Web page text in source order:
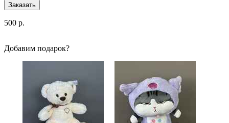
Заказать
500 р.
Добавим подарок?